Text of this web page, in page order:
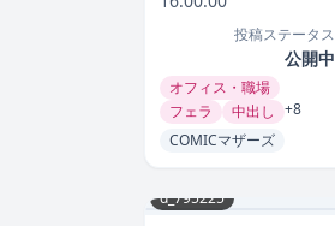
投稿ステータス
公開中
オフィス・職場
フェラ
中出し +8
COMICマザーズ
d_795225